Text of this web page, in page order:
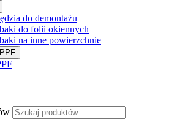
do demontażu
do folii okiennych
na inne powierzchnie